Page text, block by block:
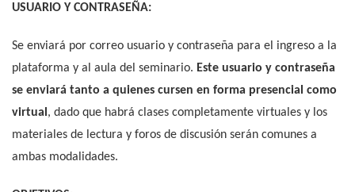
USUARIO Y CONTRASEÑA:
Se enviará por correo usuario y contraseña para el ingreso a la
plataforma y al aula del seminario. Este usuario y contraseña
se enviará tanto a quienes cursen en forma presencial como
virtual , dado que habrá clases completamente virtuales y los
materiales de lectura y foros de discusión serán comunes a
ambas modalidades.